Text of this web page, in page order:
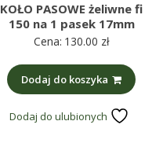
KOŁO PASOWE żeliwne fi
150 na 1 pasek 17mm
Cena: 130.00 zł
Dodaj do koszyka
Dodaj do ulubionych